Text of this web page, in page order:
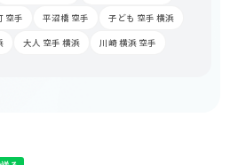
空手 平沼橋 空手
子ども 空手 横浜
大人 空手 横浜 川崎 横浜 空手